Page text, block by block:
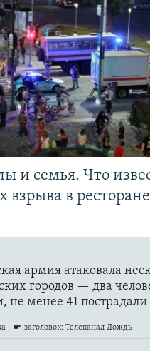
и семья. Что
взрыва в